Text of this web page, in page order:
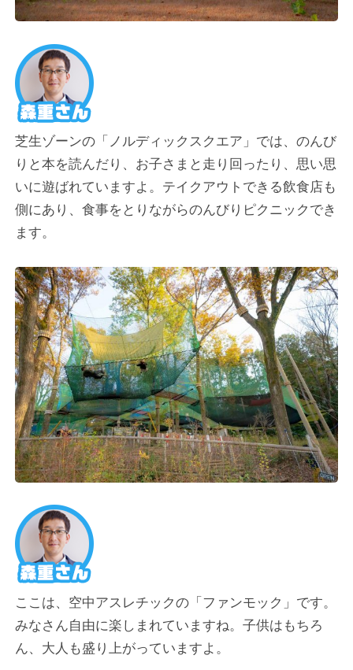
芝生ゾーンの「ノルディックスクエア」では、のんび
りと本を読んだり、お子さまと走り回ったり、思い思
いに遊ばれていますよ。テイクアウトできる飲食店も
側にあり、食事をとりながらのんびりピクニックでき
ます。
ここは、空中アスレチックの「ファンモック」です。
みなさん自由に楽しまれていますね。子供はもちろ
ん、大人も盛り上がっていますよ。